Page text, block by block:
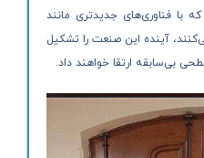
با فناوری‌های جدیدتری مانند
آینده این صنعت را تشکیل
بی‌سابقه ارتقا خواهند داد.